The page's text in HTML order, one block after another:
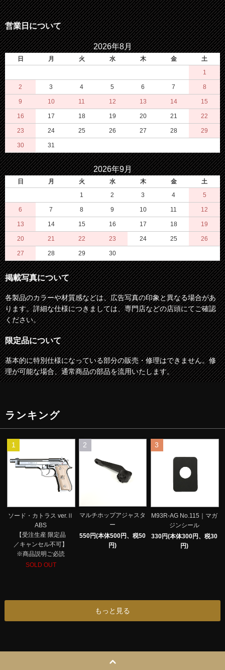
営業日について
2026年8月
日 月 火 水 木 金
土
1
2 3 4 5 6 7 8
9 10 11 12 13 14 15
16 17 18 19 20 21 22
23 24 25 26 27 28 29
30 31
2026年9月
日 月 火 水 木 金
土
1
2 3 4 5
6 7 8 9 10 11 12
13 14 15 16 17 18 19
20 21 22 23 24 25 26
27 28 29 30
掲載写真について
各製品のカラーや材質感などは、広告写真の印象と異なる場合があ
ります。詳細な仕様につきましては、専門店などの店頭にてご確認
ください。
限定品について
基本的に特別仕様になっている部分の販売・修理はできません。修
理が可能な場合、通常商品の部品を流用いたします。
ランキング
1
ソード・カトラス ver.Ⅱ
ABS
【受注生産 限定品
／キャンセル不可】
※商品説明ご必読
SOLD OUT
2
マルチホップアジャスタ
ー
550円(本体500円、税50
円)
3
M93R-AG No.115｜マガ
ジンシール
330円(本体300円、税30
円)
もっと見る